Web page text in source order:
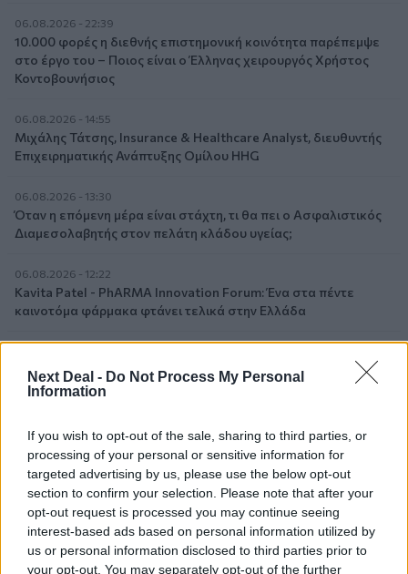
Next Deal - Do Not Process My Personal
Information
If you wish to opt-out of the sale, sharing to third parties, or
processing of your personal or sensitive information for
targeted advertising by us, please use the below opt-out
section to confirm your selection. Please note that after your
opt-out request is processed you may continue seeing
interest-based ads based on personal information utilized by
us or personal information disclosed to third parties prior to
your opt-out. You may separately opt-out of the further
06.08.2026 - 22:39
10.000 φορές η διεθνής επιστημονική κοινότητα παρέπεμψε
στο έργο του – Ποιος είναι ο Έλληνας χειρουργός Χρήστος
Κοντοβουνήσιος
06.08.2026 - 14:55
Μιχάλης Τάτσης, Insurance & Healthcare Analyst, διευθυντής
Επιχειρηματικής Ανάπτυξης Ομίλου HHG
06.08.2026 - 13:30
Όταν η επόμενη μέρα είναι στάχτη, τι θα πει ο Ασφαλιστικός
Διαμεσολαβητής στον πελάτη κλάδου υγείας;
06.08.2026 - 12:22
Kavita Patel - PhARMA Innovation Forum: Ένα στα πέντε
καινοτόμα φάρμακα φτάνει τελικά στην Ελλάδα
Μείωση ασφαλιστικών εισφορών ύψους 240 εκατ. ευρώ
ζητούν οι έμποροι από την Κυβέρνηση
06.08.2026 - 10:45
Ευρώπη: Μπορεί η κλιματική αλλαγή να οδηγήσει σε
ενεργειακή κρίση;
06.08.2026 - 09:15
Στέλιος Λιανός – INTERAMERICAN / Αθηναϊκή Γενική Κλινική
06.08.2026 - 08:40